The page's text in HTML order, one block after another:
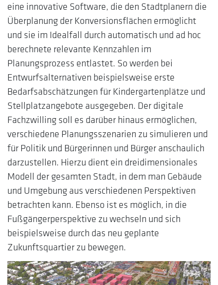
eine innovative Software, die den Stadtplanern die
Überplanung der Konversionsflächen ermöglicht
und sie im Idealfall durch automatisch und ad hoc
berechnete relevante Kennzahlen im
Planungsprozess entlastet. So werden bei
Entwurfsalternativen beispielsweise erste
Bedarfsabschätzungen für Kindergartenplätze und
Stellplatzangebote ausgegeben. Der digitale
Fachzwilling soll es darüber hinaus ermöglichen,
verschiedene Planungsszenarien zu simulieren und
für Politik und Bürgerinnen und Bürger anschaulich
darzustellen. Hierzu dient ein dreidimensionales
Modell der gesamten Stadt, in dem man Gebäude
und Umgebung aus verschiedenen Perspektiven
betrachten kann. Ebenso ist es möglich, in die
Fußgängerperspektive zu wechseln und sich
beispielsweise durch das neu geplante
Zukunftsquartier zu bewegen.